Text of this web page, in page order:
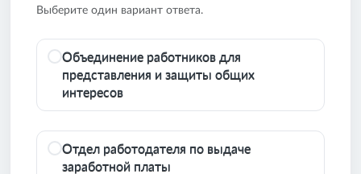
Выберите один вариант ответа.
Объединение работников для
представления и защиты общих
интересов
Отдел работодателя по выдаче
заработной платы